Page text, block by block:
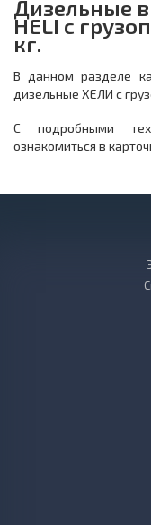
Дизельные
HELI с
кг.
В данном разделе
дизельные ХЕЛИ с
С подробными
ознакомиться в